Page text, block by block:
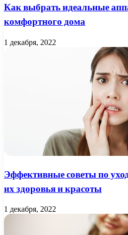
Как выбрать идеальные
комфортного дома
1 декабря, 2022
Эффективные советы по
их здоровья и красоты
1 декабря, 2022